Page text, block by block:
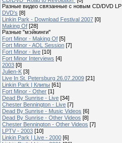
Разные видео связанные с новым CD/DVD LP
DVD's [8]
Linkin Park - Download Festival 2007 [0]
Making Of [28]
Разные "мэйкинги"
Fort Minor - Making Of [5]
Fort Minor - AOL Session [7]
Fort Minor - live [10]
Fort Minor Interviews [4]
2003 [0]
Julien-K [3]
Live In St. Petersburg 26.07.2009 [21]
Linkin Park | Клипы [61]
Fort Minor - Other [1]
Dead By Sunrise - Live [34]
Chester Bennington - Live [7]
Dead By Sunrise - Music Videos [6]
Dead By Sunrise - Other Videos [8]
Chester Bennington - Other Videos [7]
LPTV - 2003 [10]
Linkin Park | Live - 2000 [6]